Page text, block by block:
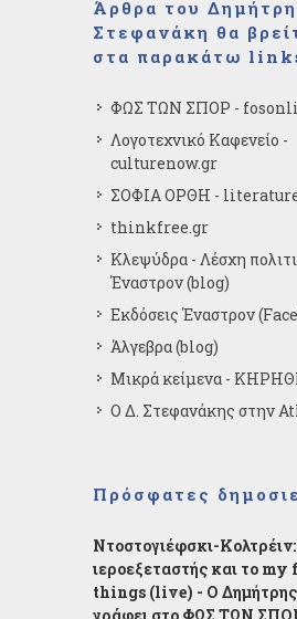
Άρθρα του Δημήτρη
Στεφανάκη θα
στα παρακάτω
ΦΩΣ ΤΩΝ ΣΠΟΡ -
Λογοτεχνικό Καφενείο -
culturenow.gr
ΣΟΦΙΑ ΟΡΘΗ -
thinkfree.gr
Κλεψύδρα - Λέσχη
Έναστρον (blog)
Εκδόσεις Έναστρον
Άλγεβρα (blog)
Μικρά κείμενα -
Ο Δ. Στεφανάκης στην
Πρόσφατες
Ντοστογιέφσκι-
ιεροεξεταστής και το
things (live) - Ο